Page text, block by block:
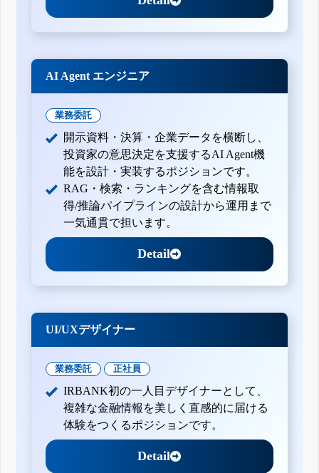
AI Agent エンジニア
業務委託
開示資料・決算・企業データを横断し、
投資家の意思決定を支援するAI Agent機
能を設計・実装するポジションです。
RAG・検索・ランキングを含む情報取
得/推論パイプラインの設計から運用まで
一気通貫で担います。
Detail
UI/UXデザイナー
業務委託 正社員
IRBANK初の一人目デザイナーとして、
複雑な金融情報を美しく直感的に届ける
体験をつくるポジションです。
Detail